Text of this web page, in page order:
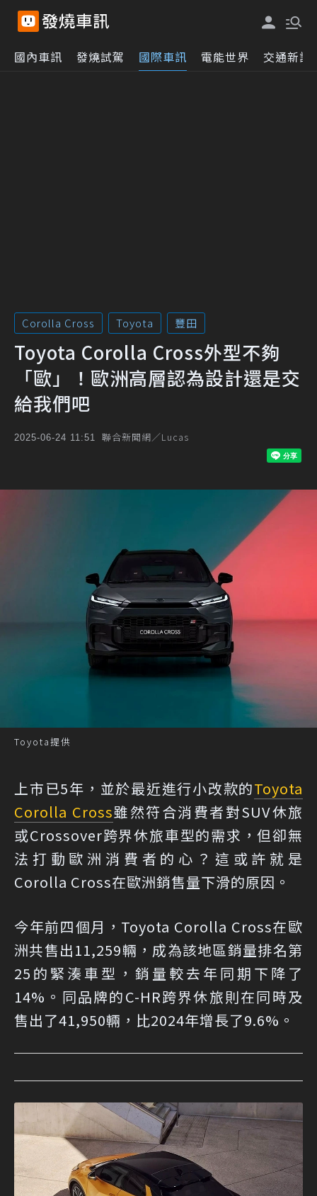
國內車訊 發燒試駕 國際車訊 電能世界 交通新訊
Corolla Cross Toyota 豐田
Toyota Corolla Cross外型不夠
「歐」！歐洲高層認為設計還是交
給我們吧
2025-06-24 11:51 聯合新聞網／Lucas
Toyota提供
上市已5年，並於最近進行小改款的Toyota
Corolla Cross雖然符合消費者對SUV休旅
或Crossover跨界休旅車型的需求，但卻無
法打動歐洲消費者的心？這或許就是
Corolla Cross在歐洲銷售量下滑的原因。
今年前四個月，Toyota Corolla Cross在歐
洲共售出11,259輛，成為該地區銷量排名第
25的緊湊車型，銷量較去年同期下降了
14%。同品牌的C-HR跨界休旅則在同時及
售出了41,950輛，比2024年增長了9.6%。